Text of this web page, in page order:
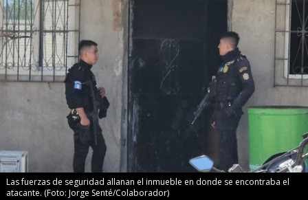
Las fuerzas de seguridad allanan el inmueble en donde se encontraba el
atacante. (Foto: Jorge Senté/Colaborador)